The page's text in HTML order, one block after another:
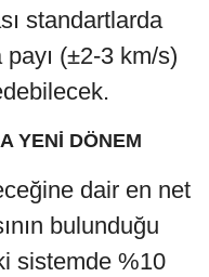
standartlarda
(±2-3 km/s)
YENİ DÖNEM
dair en net
bulunduğu
sistemde %10